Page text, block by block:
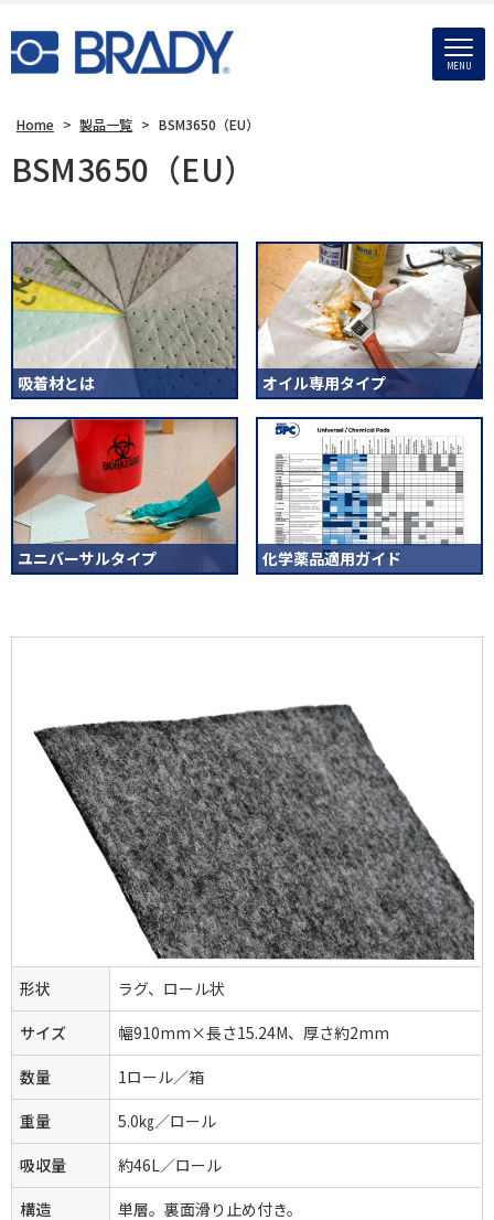
MENU
Home > 製品一覧 > BSM3650（EU）
BSM3650（EU）
吸着材とは オイル専用タイプ
ユニバーサルタイプ 化学薬品適用ガイド
形状
ラグ、ロール状
サイズ
幅910mm×長さ15.24M、厚さ約2mm
数量
1ロール／箱
重量
5.0㎏／ロール
吸収量
約46L／ロール
構造
単層。裏面滑り止め付き。